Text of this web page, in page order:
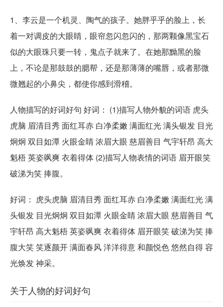
1、李云是一个机灵、陶气的孩子。她胖乎乎的脸上，长
着一对调皮的大眼睛，眼帘忽闪忽闪的，那两颗像黑宝石
似的大眼珠只要一转，鬼点子就来了。在她那黝黑的脸
上，不论是那鼓鼓的腮帮，还是那薄薄的嘴唇，或者那微
微翘起的小鼻尖，都使你感到滑稽。
人物描写的好词好句 好词： (1)描写人物外貌的词语 虎头
虎脑 眉清目秀 面红耳赤 白净柔嫩 满面红光 满头银发 目光
炯炯 双目如潭 火眼金睛 浓眉大眼 慈眉善目 气宇轩昂 高大
魁梧 英姿飒爽 衣着得体 (2)描写人物表情的词语 眉开眼笑
破涕为笑 捧腹。
好词： 虎头虎脑 眉清目秀 面红耳赤 白净柔嫩 满面红光 满
头银发 目光炯炯 双目如潭 火眼金睛 浓眉大眼 慈眉善目 气
宇轩昂 高大魁梧 英姿飒爽 衣着得体 眉开眼笑 破涕为笑 捧
腹大笑 笑逐颜开 满面春风 洋洋得意 和颜悦色 悠然自得 容
光焕发 神采。
关于人物的好词好句